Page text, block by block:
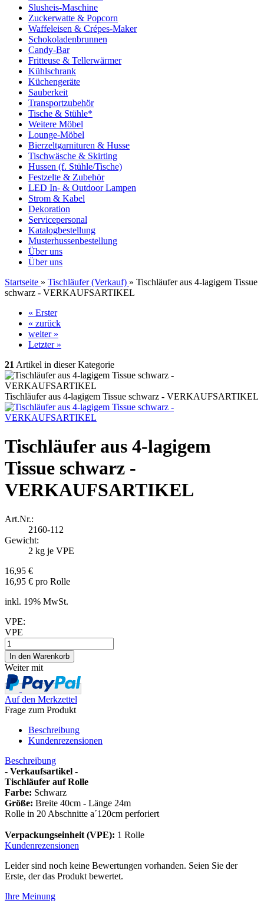
Slusheis-Maschine
Zuckerwatte & Popcorn
Waffeleisen & Crépes-Maker
Schokoladenbrunnen
Candy-Bar
Fritteuse & Tellerwärmer
Kühlschrank
Küchengeräte
Sauberkeit
Transportzubehör
Tische & Stühle*
Weitere Möbel
Lounge-Möbel
Bierzeltgarnituren & Husse
Tischwäsche & Skirting
Hussen (f. Stühle/Tische)
Festzelte & Zubehör
LED In- & Outdoor Lampen
Strom & Kabel
Dekoration
Servicepersonal
Katalogbestellung
Musterhussenbestellung
Über uns
Über uns
Startseite » Tischläufer (Verkauf) » Tischläufer aus 4-lagigem Tissue
schwarz - VERKAUFSARTIKEL
« Erster
« zurück
weiter »
Letzter »
21 Artikel in dieser Kategorie
Tischläufer aus 4-lagigem Tissue schwarz - VERKAUFSARTIKEL
Tischläufer aus 4-lagigem
Tissue schwarz -
VERKAUFSARTIKEL
Art.Nr.:
2160-112
Gewicht:
2 kg je VPE
16,95 €
16,95 € pro Rolle
inkl. 19% MwSt.
VPE:
VPE
Weiter mit
Auf den Merkzettel
Frage zum Produkt
Beschreibung
Kundenrezensionen
Beschreibung
- Verkaufsartikel -
Tischläufer auf Rolle
Farbe: Schwarz
Größe: Breite 40cm - Länge 24m
Rolle in 20 Abschnitte a´120cm perforiert
Verpackungseinheit (VPE): 1 Rolle
Kundenrezensionen
Leider sind noch keine Bewertungen vorhanden. Seien Sie der
Erste, der das Produkt bewertet.
Ihre Meinung